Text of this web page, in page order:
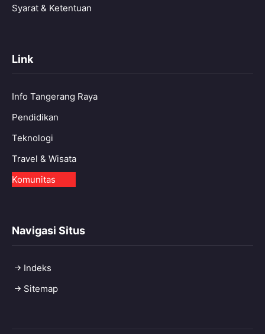
Syarat & Ketentuan
Link
Info Tangerang Raya
Pendidikan
Teknologi
Travel & Wisata
Komunitas
Navigasi Situs
Indeks
Sitemap